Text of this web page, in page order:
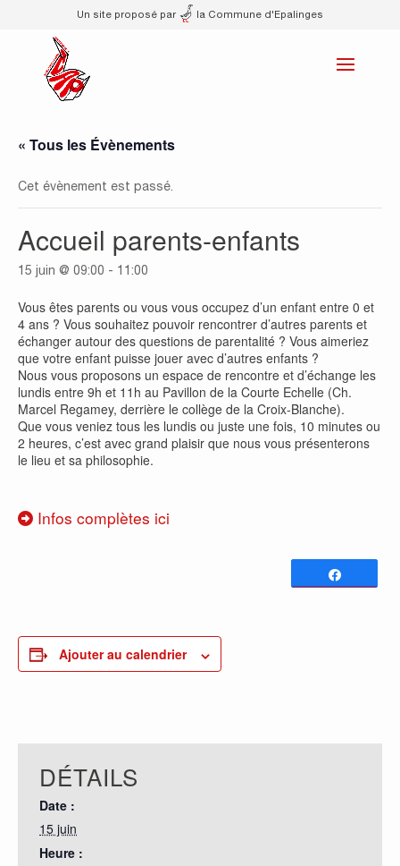
Un site proposé par la Commune d'Epalinges
« Tous les Évènements
Cet évènement est passé.
Accueil parents-enfants
15 juin @ 09:00 - 11:00
Vous êtes parents ou vous vous occupez d’un enfant entre 0 et
4 ans ? Vous souhaitez pouvoir rencontrer d’autres parents et
échanger autour des questions de parentalité ? Vous aimeriez
que votre enfant puisse jouer avec d’autres enfants ?
Nous vous proposons un espace de rencontre et d’échange les
lundis entre 9h et 11h au Pavillon de la Courte Echelle (Ch.
Marcel Regamey, derrière le collège de la Croix-Blanche).
Que vous veniez tous les lundis ou juste une fois, 10 minutes ou
2 heures, c’est avec grand plaisir que nous vous présenterons
le lieu et sa philosophie.
Infos complètes ici
Ajouter au calendrier
DÉTAILS
Date :
15 juin
Heure :